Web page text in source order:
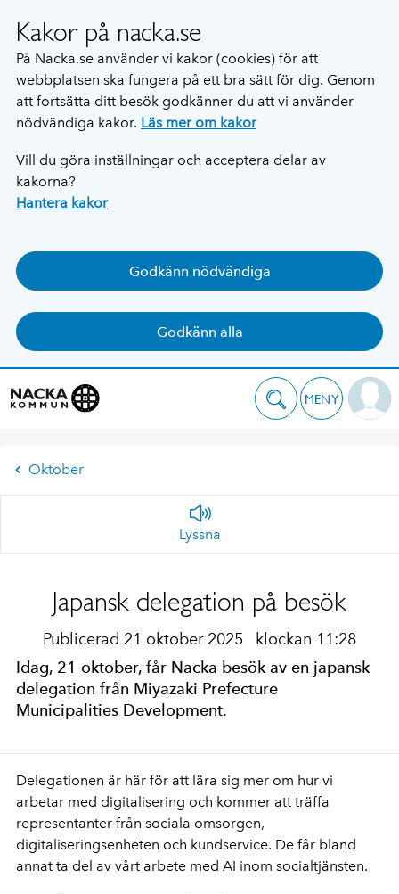
Kakor på nacka.se
På Nacka.se använder vi kakor (cookies) för att
webbplatsen ska fungera på ett bra sätt för dig. Genom
att fortsätta ditt besök godkänner du att vi använder
nödvändiga kakor. Läs mer om kakor
Vill du göra inställningar och acceptera delar av
kakorna?
Hantera kakor
Godkänn nödvändiga
Godkänn alla
MENY
Oktober
Lyssna
Japansk delegation på besök
Publicerad 21 oktober 2025 klockan 11:28
Idag, 21 oktober, får Nacka besök av en japansk
delegation från Miyazaki Prefecture
Municipalities Development.
Delegationen är här för att lära sig mer om hur vi
arbetar med digitalisering och kommer att träffa
representanter från sociala omsorgen,
digitaliseringsenheten och kundservice. De får bland
annat ta del av vårt arbete med AI inom socialtjänsten.